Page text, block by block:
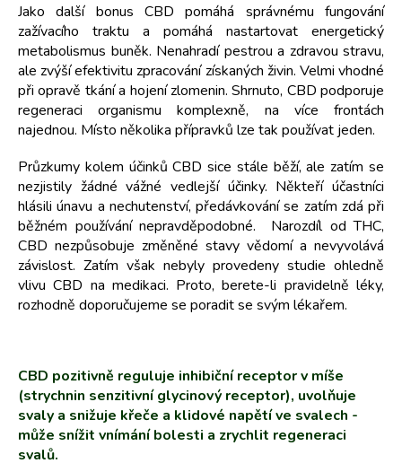
Jako další bonus CBD pomáhá správnému fungování
zažívacího traktu a pomáhá nastartovat energetický
metabolismus buněk. Nenahradí pestrou a zdravou stravu,
ale zvýší efektivitu zpracování získaných živin. Velmi vhodné
při opravě tkání a hojení zlomenin. Shrnuto, CBD podporuje
regeneraci organismu komplexně, na více frontách
najednou. Místo několika přípravků lze tak používat jeden.
Průzkumy kolem účinků CBD sice stále běží, ale zatím se
nezjistily žádné vážné vedlejší účinky. Někteří účastníci
hlásili únavu a nechutenství, předávkování se zatím zdá při
běžném používání nepravděpodobné. Narozdíl od THC,
CBD nezpůsobuje změněné stavy vědomí a nevyvolává
závislost. Zatím však nebyly provedeny studie ohledně
vlivu CBD na medikaci. Proto, berete-li pravidelně léky,
rozhodně doporučujeme se poradit se svým lékařem.
CBD pozitivně reguluje inhibiční receptor v míše
(strychnin senzitivní glycinový receptor), uvolňuje
svaly a snižuje křeče a klidové napětí ve svalech -
může snížit vnímání bolesti a zrychlit regeneraci
svalů.